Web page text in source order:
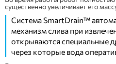
существенно увеличивает его
Система SmartDrain™
механизм слива при
открываются специальные
через которые вода